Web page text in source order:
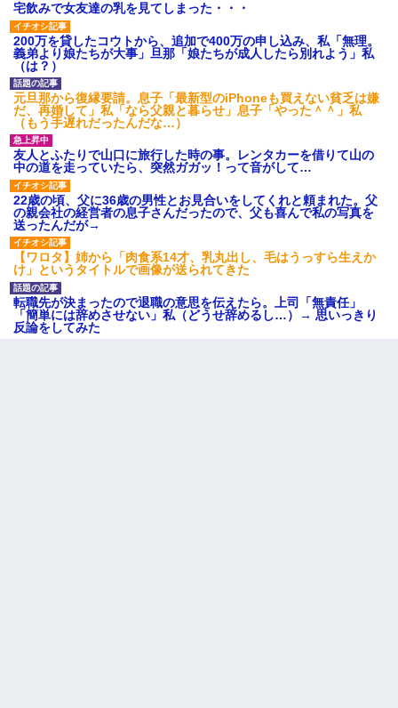
宅飲みで女友達の乳を見てしまった・・・
200万を貸したコウトから、追加で400万の申し込み、私「無理。
義弟より娘たちが大事」旦那「娘たちが成人したら別れよう」私
（は？）
元旦那から復縁要請。息子「最新型のiPhoneも買えない貧乏は嫌
だ、再婚して」私「なら父親と暮らせ」息子「やった＾＾」私
（もう手遅れだったんだな…）
友人とふたりで山口に旅行した時の事。レンタカーを借りて山の
中の道を走っていたら、突然ガガッ！って音がして…
22歳の頃、父に36歳の男性とお見合いをしてくれと頼まれた。父
の親会社の経営者の息子さんだったので、父も喜んで私の写真を
送ったんだが→
【ワロタ】姉から「肉食系14才、乳丸出し、毛はうっすら生えか
け」というタイトルで画像が送られてきた
転職先が決まったので退職の意思を伝えたら。上司「無責任」
「簡単には辞めさせない」私（どうせ辞めるし…）→ 思いっきり
反論をしてみた